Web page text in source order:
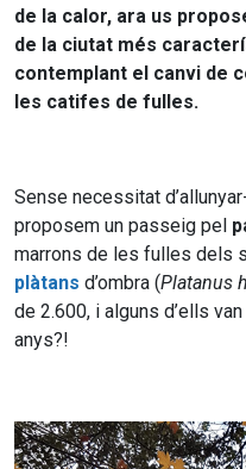
de la calor, ara us
de la ciutat més
contemplant el canvi de
les catifes de fulles.
Sense necessitat
proposem un passeig pel
marrons de les fulles dels
plàtans d’ombra (Platanus
de 2.600, i alguns d’ells
anys?!